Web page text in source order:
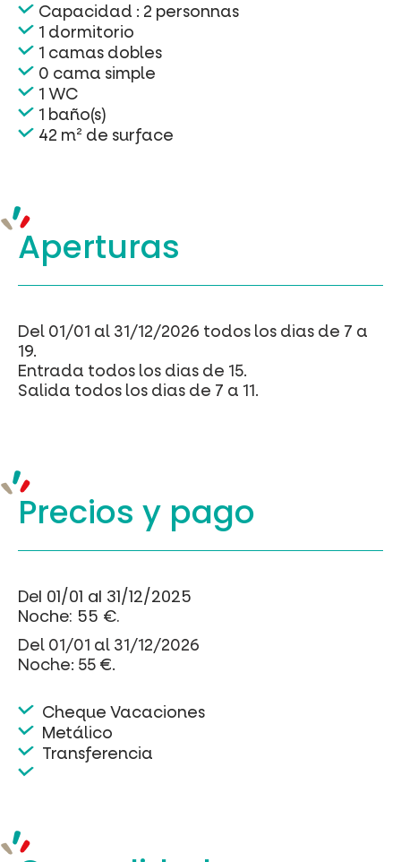
Capacidad : 2 personnas
1 dormitorio
1 camas dobles
0 cama simple
1 WC
1 baño(s)
42 m² de surface
Aperturas
Del 01/01 al 31/12/2026 todos los dias de 7 a
19.
Entrada todos los dias de 15.
Salida todos los dias de 7 a 11.
Precios y pago
Del 01/01 al 31/12/2025
Noche: 55 €.
Del 01/01 al 31/12/2026
Noche: 55 €.
Cheque Vacaciones
Metálico
Transferencia